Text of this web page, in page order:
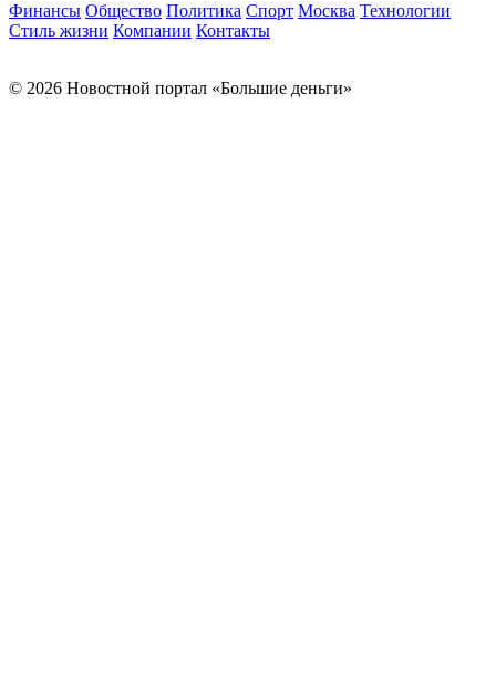
Финансы Общество Политика Спорт Москва Технологии
Стиль жизни Компании Контакты
© 2026 Новостной портал «Большие деньги»